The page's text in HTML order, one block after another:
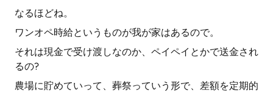
なるほどね。
ワンオペ時給というものが我が家はあるので。
それは現金で受け渡しなのか、ペイペイとかで送金され
るの?
農場に貯めていって、葬祭っていう形で、差額を定期的